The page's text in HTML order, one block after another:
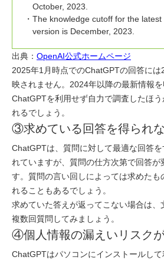
October, 2023.
The knowledge cutoff for the latest
version is December, 2023.
出典： OpenAI公式ホームページ
2025年1月時点でのChatGPTの回答には
映されません。2024年以降の最新情報
ChatGPTを利用せず自力で調査したほ
れるでしょう。
③求めている回答を得られ
ChatGPTは、質問に対して最適な回答
れていますが、質問の仕方次第で回答が
す。質問の言い回しによっては求めたも
れることもあるでしょう。
求めていた答えが返ってこない場合は、
複数回質問してみましょう。
④個人情報の漏えいリスク
ChatGPTはパソコンにインストールして